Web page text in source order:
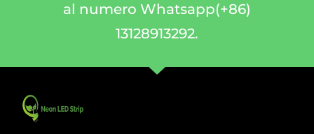
al numero Whatsapp(+86)
13128913292.